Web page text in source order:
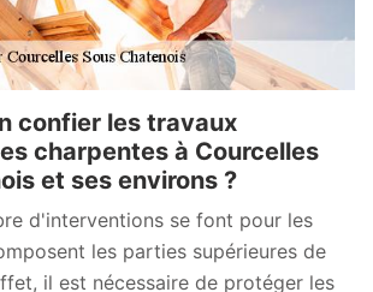
confier les travaux
charpentes à Courcelles
et ses environs ?
d'interventions se font pour les
les parties supérieures de
il est nécessaire de protéger les